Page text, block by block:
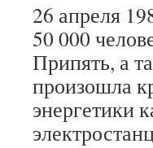
26 апреля
50 000
Припять, а
произошла
энергетики